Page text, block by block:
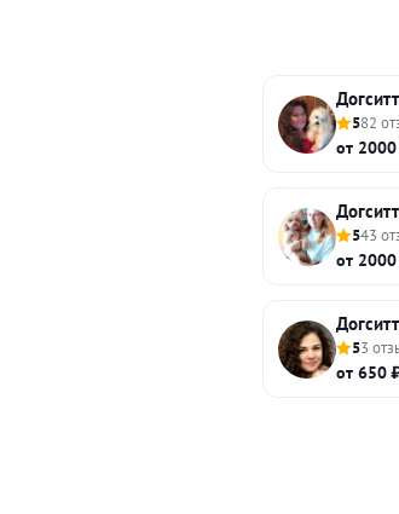
582
от
543
от
53
от 650